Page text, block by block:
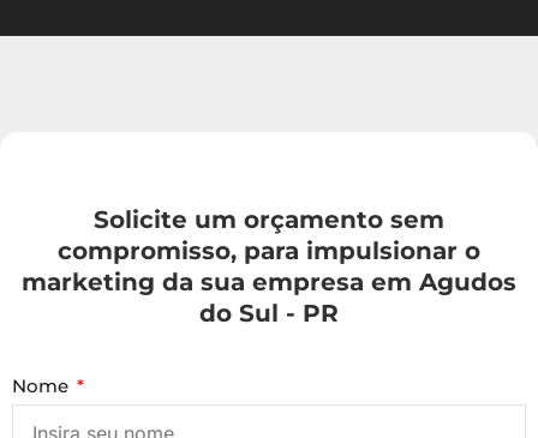
Solicite um orçamento sem
compromisso, para impulsionar o
marketing da sua empresa em Agudos
do Sul - PR
Nome